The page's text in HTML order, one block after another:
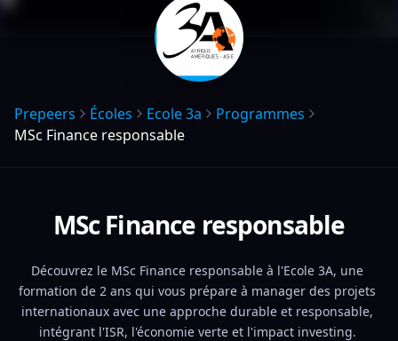
Prepeers Écoles Ecole 3a
Programmes
MSc Finance responsable
MSc Finance responsable
Découvrez le MSc Finance responsable à l'Ecole 3A, une
formation de 2 ans qui vous prépare à manager des projets
internationaux avec une approche durable et responsable,
intégrant l'ISR, l'économie verte et l'impact investing.